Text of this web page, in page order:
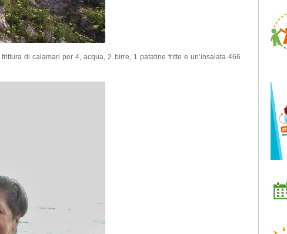
di calamari per 4, acqua, 2 birre, 1 patatine fritte e un’insalata 466